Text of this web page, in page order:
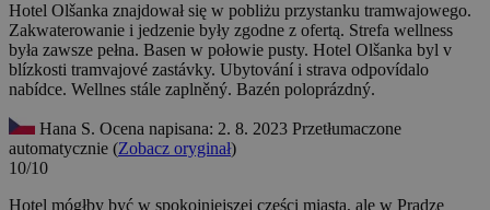
Hotel Olšanka znajdował się w pobliżu przystanku tramwajowego.
Zakwaterowanie i jedzenie były zgodne z ofertą. Strefa wellness
była zawsze pełna. Basen w połowie pusty. Hotel Olšanka byl v
blízkosti tramvajové zastávky. Ubytování i strava odpovídalo
nabídce. Wellnes stále zaplněný. Bazén poloprázdný.
Hana S. Ocena napisana: 2. 8. 2023 Przetłumaczone
automatycznie (Zobacz oryginał)
10/10
Hotel mógłby być w spokojniejszej części miasta, ale w Pradze